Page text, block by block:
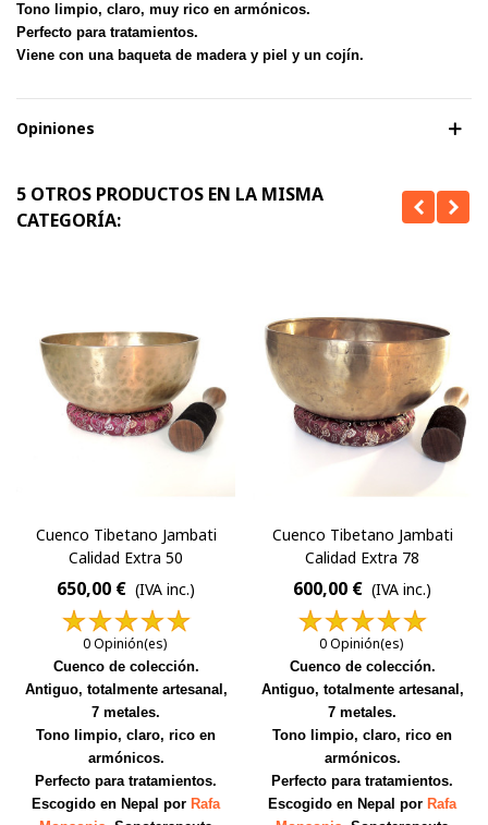
Tono limpio, claro, muy rico en armónicos.
Perfecto para tratamientos.
Viene con una baqueta de madera y piel y un cojín.
Opiniones
5 OTROS PRODUCTOS EN LA MISMA
CATEGORÍA:
Cuenco Tibetano Jambati
Calidad Extra 50
650,00 € (IVA inc.)
0 Opinión(es)
Cuenco de colección.
Antiguo, totalmente artesanal,
7 metales.
Tono limpio, claro, rico en
armónicos.
Perfecto para tratamientos.
Escogido en Nepal por Rafa
Cuenco Tibetano Jambati
Calidad Extra 78
600,00 € (IVA inc.)
0 Opinión(es)
Cuenco de colección.
Antiguo, totalmente artesanal,
7 metales.
Tono limpio, claro, rico en
armónicos.
Perfecto para tratamientos.
Escogido en Nepal por Rafa